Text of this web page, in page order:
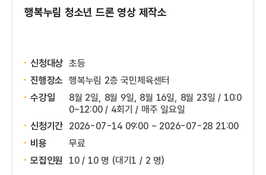
행복누림 청소년 드론 영상 제작소
신청대상 초등
진행장소 행복누림 2층 국민체육센터
수강일
8월 2일, 8월 9일, 8월 16일, 8월 23일 / 10:0
0~12:00 / 4회기 / 매주 일요일
신청기간 2026-07-14 09:00 ~ 2026-07-28 21:00
비용
무료
모집인원
10 / 10 명 (대기1 / 2 명)